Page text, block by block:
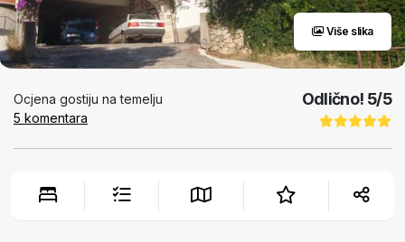
Više slika
Ocjena gostiju na temelju
5 komentara
Odlično! 5/5